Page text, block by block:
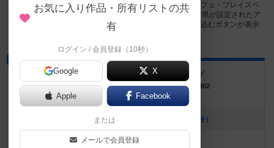
スリーピング・ゴッズで遊ぶことができるボードゲームカフェ・プレイスペ
ースが14店登録されています。公開プロフィールの都道府県が設定されたア
カウントでログインすると、同じ都道府県内の店舗に絞り込むボタンが表示
プレイスペース
ボードゲームスペース ログ
大阪府大阪市淀川区西中島4丁目-8-26鯛ビル402
[NEW] 料金改定のお知らせ（2026年02月16日 19時20分）
遊べるボードゲーム
1302個
お気に入り作品・所有リストの共
有
ログイン / 会員登録（10秒）
Google X
Apple Facebook
または
メールで会員登録